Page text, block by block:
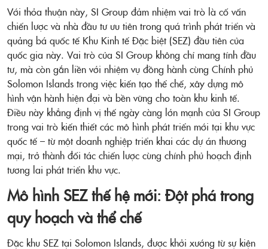
Với thỏa thuận này, SI Group đảm nhiệm vai trò là cố vấn
chiến lược và nhà đầu tư ưu tiên trong quá trình phát triển và
quảng bá quốc tế Khu Kinh tế Đặc biệt (SEZ) đầu tiên của
quốc gia này. Vai trò của SI Group không chỉ mang tính đầu
tư, mà còn gắn liền với nhiệm vụ đồng hành cùng Chính phủ
Solomon Islands trong việc kiến tạo thể chế, xây dựng mô
hình vận hành hiện đại và bền vững cho toàn khu kinh tế.
Điều này khẳng định vị thế ngày càng lớn mạnh của SI Group
trong vai trò kiến thiết các mô hình phát triển mới tại khu vực
quốc tế – từ một doanh nghiệp triển khai các dự án thương
mại, trở thành đối tác chiến lược cùng chính phủ hoạch định
tương lai phát triển khu vực.
Mô hình SEZ thế hệ mới: Đột phá trong
quy hoạch và thể chế
Đặc khu SEZ tại Solomon Islands, được khởi xướng từ sự kiện